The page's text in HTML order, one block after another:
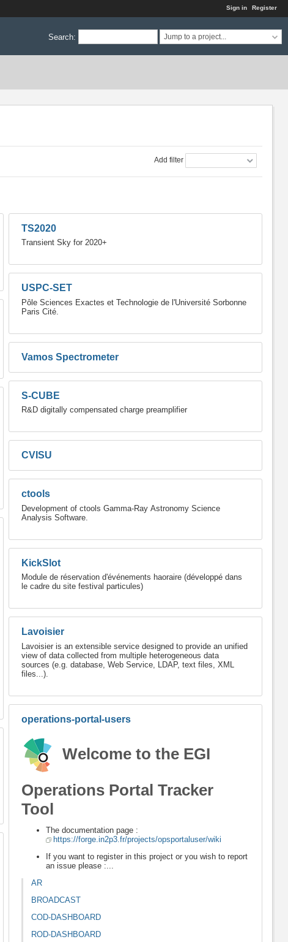
Sign in Register
Search: Jump to a project...
Add filter
TS2020
Transient Sky for 2020+
USPC-SET
Pôle Sciences Exactes et Technologie de l'Université Sorbonne
Paris Cité.
Vamos Spectrometer
S-CUBE
R&D digitally compensated charge preamplifier
CVISU
ctools
Development of ctools Gamma-Ray Astronomy Science
Analysis Software.
KickSlot
Module de réservation d'événements haoraire (développé dans
le cadre du site festival particules)
Lavoisier
Lavoisier is an extensible service designed to provide an unified
view of data collected from multiple heterogeneous data
sources (e.g. database, Web Service, LDAP, text files, XML
files...).
operations-portal-users
Welcome to the EGI
Operations Portal Tracker
Tool
The documentation page :
https://forge.in2p3.fr/projects/opsportaluser/wiki
If you want to register in this project or you wish to report
an issue please :...
AR
BROADCAST
COD-DASHBOARD
ROD-DASHBOARD